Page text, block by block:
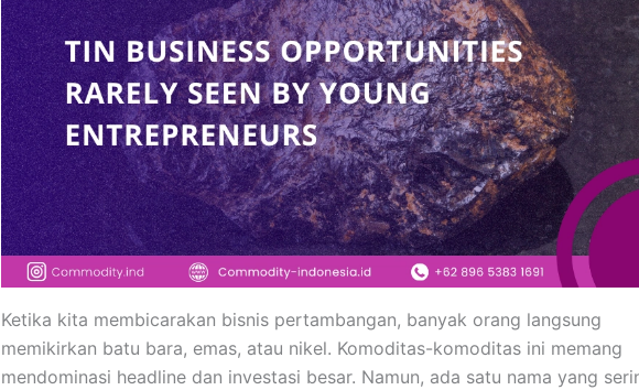
Ketika kita membicarakan bisnis pertambangan, banyak orang langsung
memikirkan batu bara, emas, atau nikel. Komoditas-komoditas ini memang
mendominasi headline dan investasi besar. Namun, ada satu nama yang